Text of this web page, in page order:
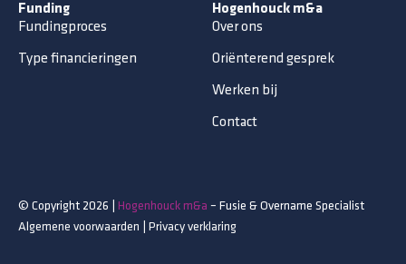
Funding
Fundingproces
Type financieringen
Hogenhouck m&a
Over ons
Oriënterend gesprek
Werken bij
Contact
© Copyright 2026 | Hogenhouck m&a – Fusie & Overname Specialist
Algemene voorwaarden
Privacy verklaring